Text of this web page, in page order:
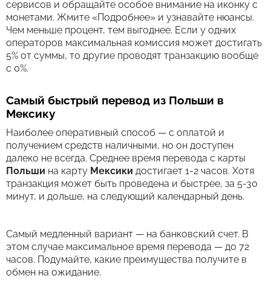
сервисов и обращайте особое внимание на иконку с
монетами. Жмите «Подробнее» и узнавайте нюансы.
Чем меньше процент, тем выгоднее. Если у одних
операторов максимальная комиссия может достигать
5% от суммы, то другие проводят транзакцию вообще
с 0%.
Самый быстрый перевод из Польши в
Мексику
Наиболее оперативный способ — с оплатой и
получением средств наличными, но он доступен
далеко не всегда. Среднее время перевода c карты
Польши на карту Мексики достигает 1-2 часов. Хотя
транзакция может быть проведена и быстрее, за 5-30
минут, и дольше, на следующий календарный день.
Самый медленный вариант — на банковский счет. В
этом случае максимальное время перевода — до 72
часов. Подумайте, какие преимущества получите в
обмен на ожидание.